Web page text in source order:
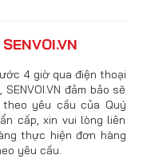
4 giờ qua điện thoại
đảm bảo sẽ
yêu cầu của Quý
cấp, xin vui lòng liên
thực hiện đơn hàng
yêu cầu.